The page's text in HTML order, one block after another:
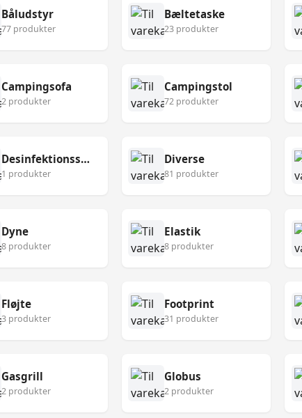
Båludstyr
77 produkter
Bæltetaske
23 produkter
Campingsofa
2 produkter
Campingstol
72 produkter
Desinfektionsservietter
1 produkter
Diverse
81 produkter
Dyne
8 produkter
Elastik
8 produkter
Fløjte
3 produkter
Footprint
31 produkter
Gasgrill
2 produkter
Globus
2 produkter